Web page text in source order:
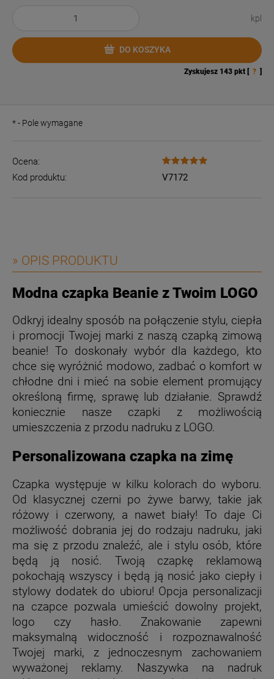
kpl
DO KOSZYKA
Zyskujesz 143 pkt [ ? ]
*- Pole wymagane
Ocena:
Kod produktu:
V7172
» OPIS PRODUKTU
Modna czapka Beanie z Twoim LOGO
Odkryj idealny sposób na połączenie stylu, ciepła
i promocji Twojej marki z naszą czapką zimową
beanie! To doskonały wybór dla każdego, kto
chce się wyróżnić modowo, zadbać o komfort w
chłodne dni i mieć na sobie element promujący
określoną firmę, sprawę lub działanie. Sprawdź
koniecznie nasze czapki z możliwością
umieszczenia z przodu nadruku z LOGO.
Personalizowana czapka na zimę
Czapka występuje w kilku kolorach do wyboru.
Od klasycznej czerni po żywe barwy, takie jak
różowy i czerwony, a nawet biały! To daje Ci
możliwość dobrania jej do rodzaju nadruku, jaki
ma się z przodu znaleźć, ale i stylu osób, które
będą ją nosić. Twoją czapkę reklamową
pokochają wszyscy i będą ją nosić jako ciepły i
stylowy dodatek do ubioru! Opcja personalizacji
na czapce pozwala umieścić dowolny projekt,
logo czy hasło. Znakowanie zapewni
maksymalną widoczność i rozpoznawalność
Twojej marki, z jednoczesnym zachowaniem
wyważonej reklamy. Naszywka na nadruk